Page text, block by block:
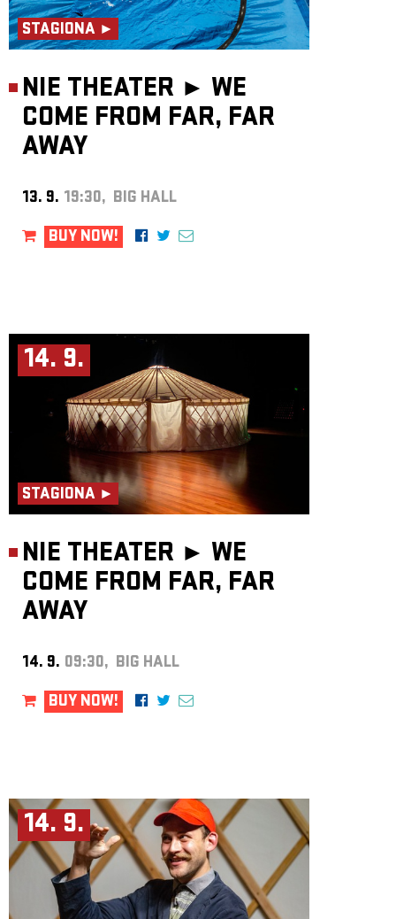
STAGIONA ►
NIE THEATER ► WE
COME FROM FAR, FAR
AWAY
13. 9. 19:30, BIG HALL
BUY NOW!
14. 9.
STAGIONA ►
NIE THEATER ► WE
COME FROM FAR, FAR
AWAY
14. 9. 09:30, BIG HALL
BUY NOW!
14. 9.